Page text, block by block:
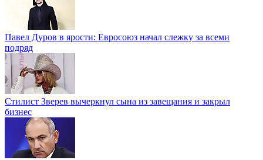
Павел Дуров в ярости: Евросоюз начал слежку за всеми
подряд
Стилист Зверев вычеркнул сына из завещания и закрыл
бизнес